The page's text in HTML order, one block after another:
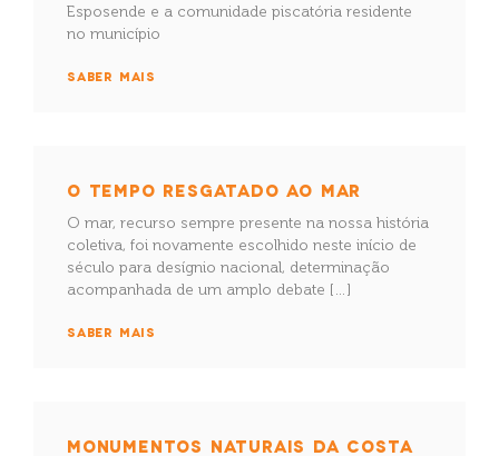
Esposende e a comunidade piscatória residente
no município
SABER MAIS
O TEMPO RESGATADO AO MAR
O mar, recurso sempre presente na nossa história
coletiva, foi novamente escolhido neste início de
século para desígnio nacional, determinação
acompanhada de um amplo debate […]
SABER MAIS
MONUMENTOS NATURAIS DA COSTA